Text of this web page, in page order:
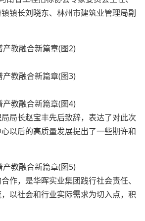
镇长刘晓东、林州市建筑业管理局副
长赵宝丰先后致辞，表达了对此次
以后的高质量发展提出了一些期许和
，是华晖实业集团践行社会责任、
以社会和行业实际需求为切入点，积